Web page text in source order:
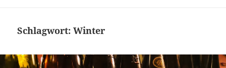
Schlagwort:Winter